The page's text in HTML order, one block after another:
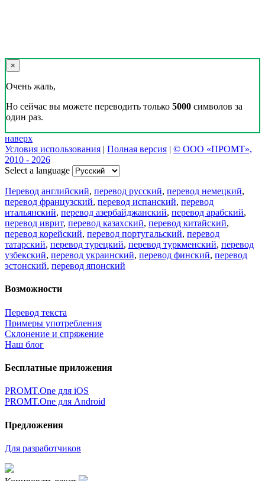
×
Очень жаль,
Но сейчас вы можете переводить только 5000 символов за
один раз.
наверх
Условия использования | Полная версия | © ООО «ПРОМТ»,
2010 - 2026
Select a language
Перевод английский, перевод русский, перевод немецкий,
перевод французский, перевод испанский, перевод
итальянский, перевод азербайджанский, перевод арабский,
перевод иврит, перевод казахский, перевод китайский,
перевод корейский, перевод португальский, перевод
татарский, перевод турецкий, перевод туркменский, перевод
узбекский, перевод украинский, перевод финский, перевод
эстонский, перевод японский
Возможности
Перевод текста
Примеры употребления
Склонение и спряжение
Наш блог
Бесплатные приложения
PROMT.One для iOS
PROMT.One для Android
Предложения
Для разработчиков